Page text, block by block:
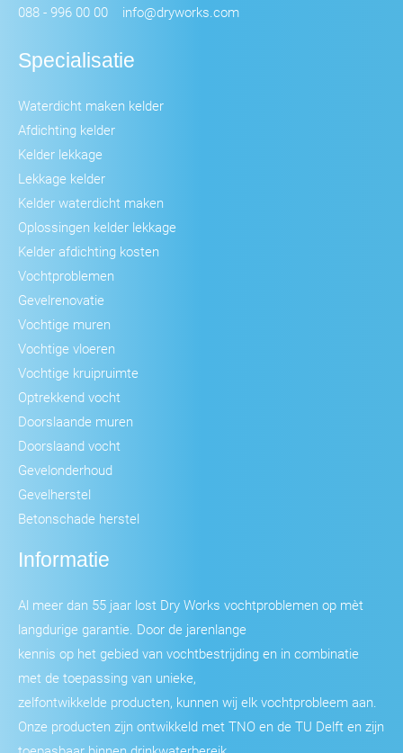
088 - 996 00 00 info@dryworks.com
Specialisatie
Waterdicht maken kelder
Afdichting kelder
Kelder lekkage
Lekkage kelder
Kelder waterdicht maken
Oplossingen kelder lekkage
Kelder afdichting kosten
Vochtproblemen
Gevelrenovatie
Vochtige muren
Vochtige vloeren
Vochtige kruipruimte
Optrekkend vocht
Doorslaande muren
Doorslaand vocht
Gevelonderhoud
Gevelherstel
Betonschade herstel
Informatie
Al meer dan 55 jaar lost Dry Works vochtproblemen op mèt
langdurige garantie. Door de jarenlange
kennis op het gebied van vochtbestrijding en in combinatie
met de toepassing van unieke,
zelfontwikkelde producten, kunnen wij elk vochtprobleem aan.
Onze producten zijn ontwikkeld met TNO en de TU Delft en zijn